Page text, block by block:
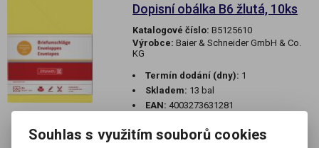
Dopisní obálka B6 žlutá, 10ks
Katalogové číslo: B5125610
Výrobce: Baier & Schneider GmbH & Co.
KG
Termín dodání (dny): 1
Skladem: 13 bal
EAN:4003273631281
Dopisní obálka B6 žlutá, 10ks
Balení obsahuje 10 ks žlutých obálek v
Souhlas s využitím souborů cookies